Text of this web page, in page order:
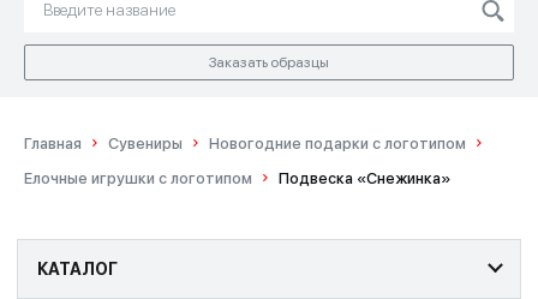
Заказать образцы
Главная Сувениры
Новогодние подарки с логотипом
Елочные игрушки с логотипом
Подвеска «Снежинка»
КАТАЛОГ